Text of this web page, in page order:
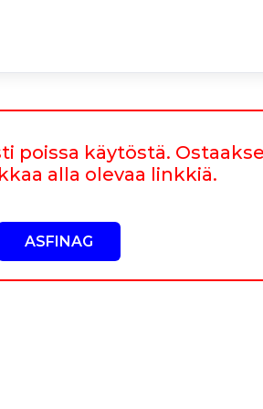
poissa käytöstä.
alla olevaa linkkiä.
ASFINAG